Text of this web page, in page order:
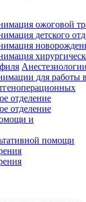
ожоговой
детского
для работы
отделение
отделение
и
помощи